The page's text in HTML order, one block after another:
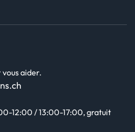
vous aider.
12:00 / 13:00-17:00, gratuit